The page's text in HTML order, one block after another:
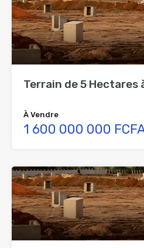
Terrain de 5 Hectares
À Vendre
1 600 000 000